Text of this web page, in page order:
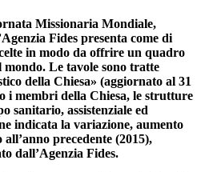
Missionaria Mondiale,
Fides presenta come di
in modo da offrire un quadro
Le tavole sono tratte
della Chiesa» (aggiornato al 31
i membri della Chiesa, le strutture
sanitario, assistenziale ed
indicata la variazione, aumento
precedente (2015),
dall’Agenzia Fides.